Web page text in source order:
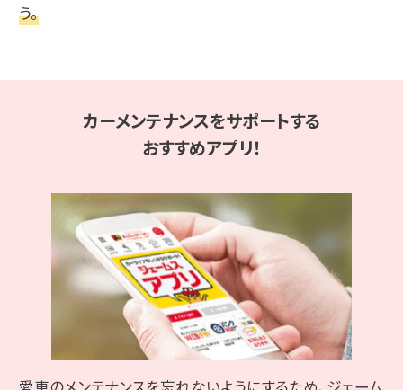
う。
カーメンテナンスをサポートする
おすすめアプリ！